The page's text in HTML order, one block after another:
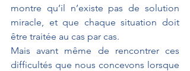
montre qu’il n’existe pas de solution
miracle, et que chaque situation doit
être traitée au cas par cas.
Mais avant même de rencontrer ces
difficultés que nous concevons lorsque